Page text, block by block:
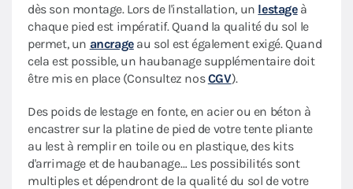
dès son montage. Lors de l'installation, un lestageà
chaque pied est impératif. Quand la qualité du sol le
permet, un ancrageau sol est également exigé. Quand
cela est possible, un haubanage supplémentaire doit
être mis en place (Consultez nosCGV).
Des poids de lestage en fonte, en acier ou en béton à
encastrer sur la platine de pied de votre tente pliante
au lest à remplir en toile ou en plastique, des kits
d'arrimage et de haubanage… Les possibilités sont
multiples et dépendront de la qualité du sol de votre